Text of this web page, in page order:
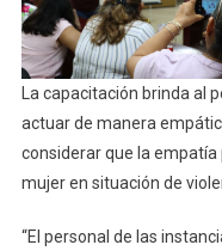
La capacitación brinda al
actuar de manera
considerar que la
mujer en situación de
“El personal de las